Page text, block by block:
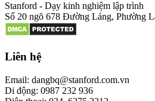
Stanford - Dạy kinh nghiệm lập trình
Số 20 ngõ 678 Đường Láng, Phường
Liên hệ
Email: dangbq@stanford.com.vn
Di động: 0987 232 936